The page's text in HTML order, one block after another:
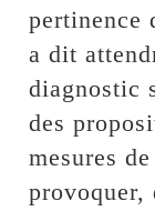
pertinence
a dit
diagnostic
des
mesures
provoquer,